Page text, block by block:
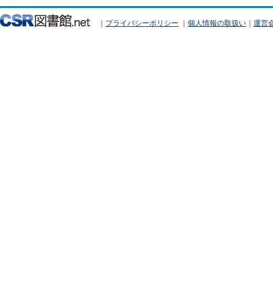
｜ プライバシーポリシー ｜ 個人情報の取扱い ｜ 運営